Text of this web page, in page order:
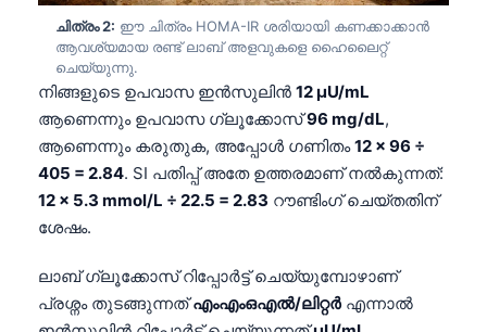
ചിത്രം 2: ഈ ചിത്രം HOMA-IR ശരിയായി കണക്കാക്കാൻ
ആവശ്യമായ രണ്ട് ലാബ് അളവുകളെ ഹൈലൈറ്റ്
ചെയ്യുന്നു.
നിങ്ങളുടെ ഉപവാസ ഇൻസുലിൻ 12 µU/mL
ആണെന്നും ഉപവാസ ഗ്ലൂക്കോസ്96 mg/dL,
ആണെന്നും കരുതുക, അപ്പോൾ ഗണിതം12 × 96 ÷
405 = 2.84. SI പതിപ്പ് അതേ ഉത്തരമാണ് നൽകുന്നത്:
12 × 5.3 mmol/L ÷ 22.5 = 2.83 റൗണ്ടിംഗ് ചെയ്തതിന്
ശേഷം.
ലാബ് ഗ്ലൂക്കോസ് റിപ്പോർട്ട് ചെയ്യുമ്പോഴാണ്
പ്രശ്നം തുടങ്ങുന്നത്എംഎംഒഎൽ/ലിറ്റർ എന്നാൽ